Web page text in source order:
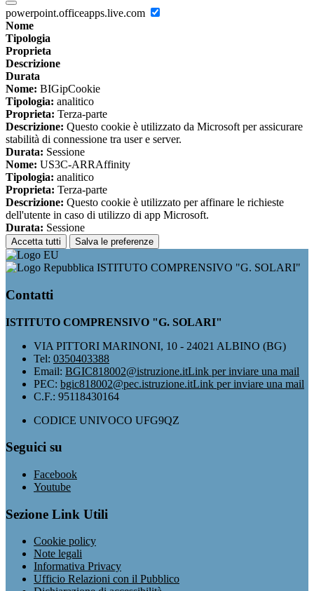
powerpoint.officeapps.live.com
Nome
Tipologia
Proprieta
Descrizione
Durata
Nome: BIGipCookie
Tipologia: analitico
Proprieta: Terza-parte
Descrizione: Questo cookie è utilizzato da Microsoft per assicurare
stabilità di connessione tra user e server.
Durata: Sessione
Nome: US3C-ARRAffinity
Tipologia: analitico
Proprieta: Terza-parte
Descrizione: Questo cookie è utilizzato per affinare le richieste
dell'utente in caso di utilizzo di app Microsoft.
Durata: Sessione
Accetta tutti Salva le preferenze
ISTITUTO COMPRENSIVO "G. SOLARI"
Contatti
ISTITUTO COMPRENSIVO "G. SOLARI"
VIA PITTORI MARINONI, 10 - 24021 ALBINO (BG)
Tel: 0350403388
Email: BGIC818002@istruzione.itLink per inviare una mail
PEC: bgic818002@pec.istruzione.itLink per inviare una mail
C.F.: 95118430164
CODICE UNIVOCO UFG9QZ
Seguici su
Facebook
Youtube
Sezione Link Utili
Cookie policy
Note legali
Informativa Privacy
Ufficio Relazioni con il Pubblico